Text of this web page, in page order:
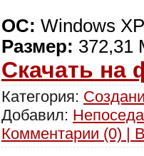
ОС: Windows
Размер: 372,31
Скачать на
Категория:
Добавил: Непоседа
Комментарии (0) |